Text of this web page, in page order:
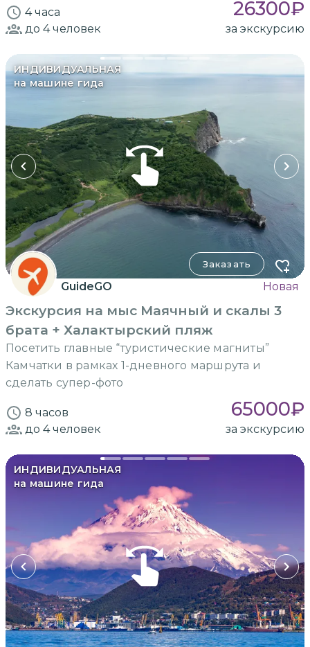
4 часа 26300₽
до 4человек за экскурсию
ИНДИВИДУАЛЬНАЯ
на машине гида
Заказать
GuideGO Новая
Экскурсия на мыс Маячный и скалы 3
брата + Халактырский пляж
Посетить главные “туристические магниты”
Камчатки в рамках 1-дневного маршрута и
сделать супер-фото
8 часов 65000₽
до 4человек за экскурсию
ИНДИВИДУАЛЬНАЯ
на машине гида